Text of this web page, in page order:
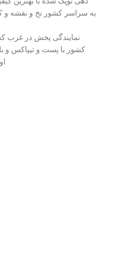
به سراسر کشور نخ و نقشه و
نمایندگی پخش در غرب
کشور با پست و تیپاکس و